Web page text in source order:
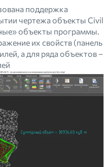
поддержка
чертежа объекты Civil
объекты программы.
их свойств (панель
а для ряда объектов –